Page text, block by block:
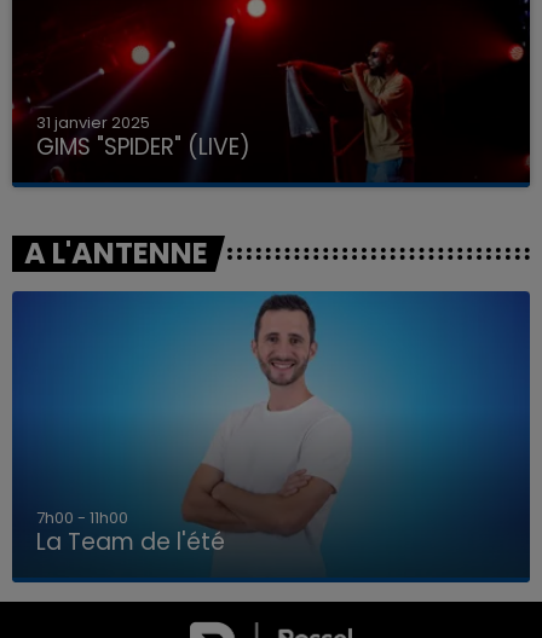
LA TEAM DE L'ÉTÉ
31 janvier 2025
GIMS "SPIDER" (LIVE)
A L'ANTENNE
7h00 - 11h00
La Team de l'été